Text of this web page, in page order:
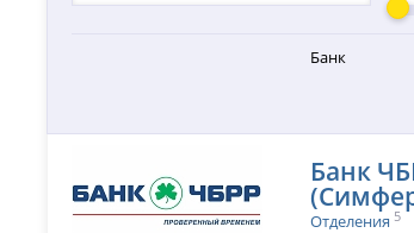
Банк
Банк
Отделения 5